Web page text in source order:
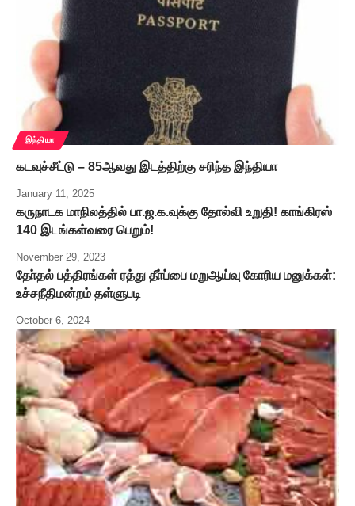
இந்தியா
கடவுச்சீட்டு – 85ஆவது இடத்திற்கு சரிந்த இந்தியா
January 11, 2025
கருநாடக மாநிலத்தில் பா.ஜ.க.வுக்கு தோல்வி உறுதி! காங்கிரஸ்
140 இடங்கள்வரை பெறும்!
November 29, 2023
தோ்தல் பத்திரங்கள் ரத்து தீா்ப்பை மறுஆய்வு கோரிய மனுக்கள்:
உச்சநீதிமன்றம் தள்ளுபடி
October 6, 2024